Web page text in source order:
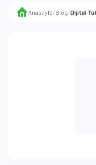
Anasayfa/Blog/Dijital